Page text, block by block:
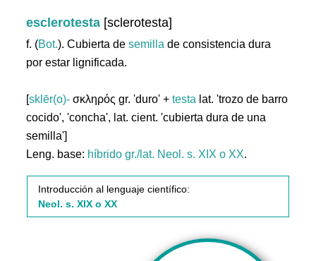
esclerotesta [sclerotesta]
f. (Bot.). Cubierta desemilla de consistencia dura
por estar lignificada.
[sklēr(o)- σκληρός gr. 'duro' +testa lat. 'trozo de barro
cocido', 'concha', lat. cient. 'cubierta dura de una
semilla']
Leng. base: híbrido gr./lat. Neol. s. XIX o XX.
Introducción al lenguaje científico:
Neol. s. XIX o XX